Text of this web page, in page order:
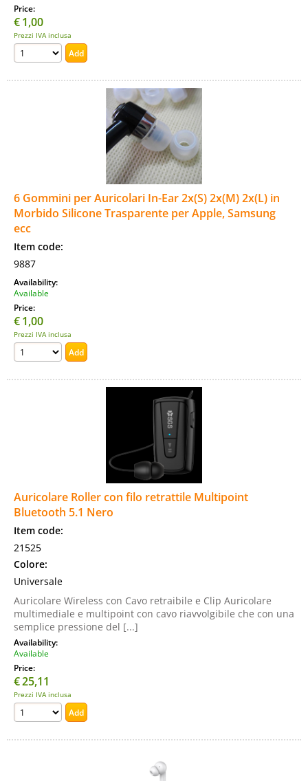
Price:
€1,00
Prezzi IVA inclusa
6 Gommini per Auricolari In-Ear 2x(S) 2x(M) 2x(L) in
Morbido Silicone Trasparente per Apple, Samsung
ecc
Item code:
9887
Availability:
Available
Price:
€1,00
Prezzi IVA inclusa
Auricolare Roller con filo retrattile Multipoint
Bluetooth 5.1 Nero
Item code:
21525
Colore:
Universale
Auricolare Wireless con Cavo retraibile e Clip Auricolare
multimediale e multipoint con cavo riavvolgibile che con una
semplice pressione del [...]
Availability:
Available
Price:
€25,11
Prezzi IVA inclusa